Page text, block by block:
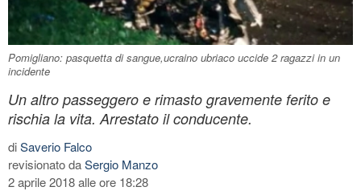
Pomigliano: pasquetta di sangue,ucraino ubriaco uccide 2 ragazzi in un
incidente
Un altro passeggero e rimasto gravemente ferito e
rischia la vita. Arrestato il conducente.
diSaverio Falco
revisionato daSergio Manzo
2 aprile 2018 alle ore 18:28